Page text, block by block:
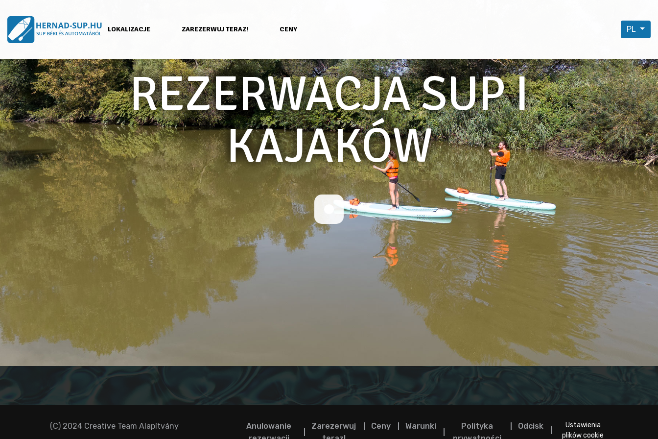
LOKALIZACJE ZAREZERWUJ TERAZ! CENY PL
REZERWACJA SUP I
KAJAKÓW
(C) 2024 Creative Team Alapítvány
Anulowanie
Zarezerwuj
Ceny Warunki
Polityka
Odcisk
Ustawienia
plików cookie